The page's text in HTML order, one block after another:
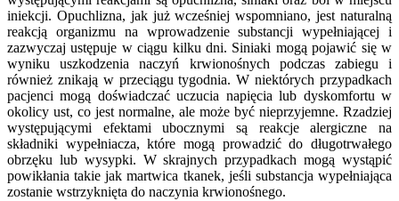
iniekcji. Opuchlizna, jak już wcześniej wspomniano, jest naturalną
reakcją organizmu na wprowadzenie substancji wypełniającej i
zazwyczaj ustępuje w ciągu kilku dni. Siniaki mogą pojawić się w
wyniku uszkodzenia naczyń krwionośnych podczas zabiegu i
również znikają w przeciągu tygodnia. W niektórych przypadkach
pacjenci mogą doświadczać uczucia napięcia lub dyskomfortu w
okolicy ust, co jest normalne, ale może być nieprzyjemne. Rzadziej
występującymi efektami ubocznymi są reakcje alergiczne na
składniki wypełniacza, które mogą prowadzić do długotrwałego
obrzęku lub wysypki. W skrajnych przypadkach mogą wystąpić
powikłania takie jak martwica tkanek, jeśli substancja wypełniająca
zostanie wstrzyknięta do naczynia krwionośnego.